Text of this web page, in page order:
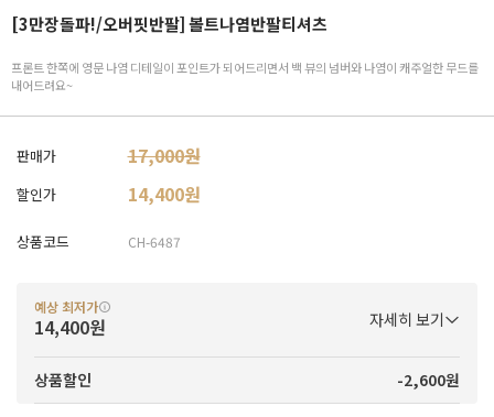
[3만장돌파!/오버핏반팔] 볼트나염반팔티셔츠
프론트 한쪽에 영문 나염 디테일이 포인트가 되어드리면서 백 뷰의 넘버와 나염이 캐주얼한 무드를
내어드려요~
판매가 17,000원
할인가 14,400원
상품코드 CH-6487
예상 최저가
14,400원 자세히 보기
상품할인 -2,600원